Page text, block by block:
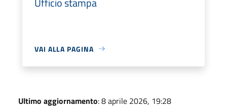
VAI ALLA PAGINA
Ultimo aggiornamento: 8 aprile 2026, 19:28